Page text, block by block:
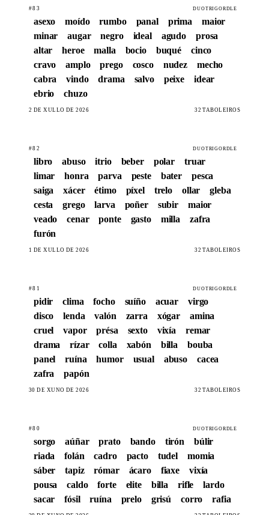
#83 DUOTRIGORDLE
asexo moído rumbo panal prima
maior
minar
augar negro ideal agudo
prosa
altar
heroe malla bocio buqué
cinco
cravo
amplo prego cosco nudez
mecho
cabra
vindo drama salvo peixe
idear
ebrio
chuzo
2 DE XULLO DE 2026 32 TABOLEIROS
#82 DUOTRIGORDLE
libro abuso itrio beber polar
truar
limar
honra parva peste bater
pesca
saiga
xácer étimo píxel trelo ollar
gleba
cesta
grego larva poñer subir
maior
veado
cenar ponte gasto milla
zafra
furón
1 DE XULLO DE 2026 32 TABOLEIROS
#81 DUOTRIGORDLE
pidir clima focho suíño acuar
virgo
disco
lenda valón zarra xógar
amina
cruel
vapor présa sexto vixía
remar
drama
rízar colla xabón billa
bouba
panel
ruína humor usual abuso
cacea
zafra
papón
30 DE XUÑO DE 2026 32 TABOLEIROS
#80 DUOTRIGORDLE
sorgo aúñar prato bando tirón
búlir
riada
folán cadro pacto tudel
momia
sáber
tapiz rómar ácaro fiaxe
vixía
pousa
caldo forte elite billa rifle
lardo
sacar
fósil ruína prelo grisú corro rafia